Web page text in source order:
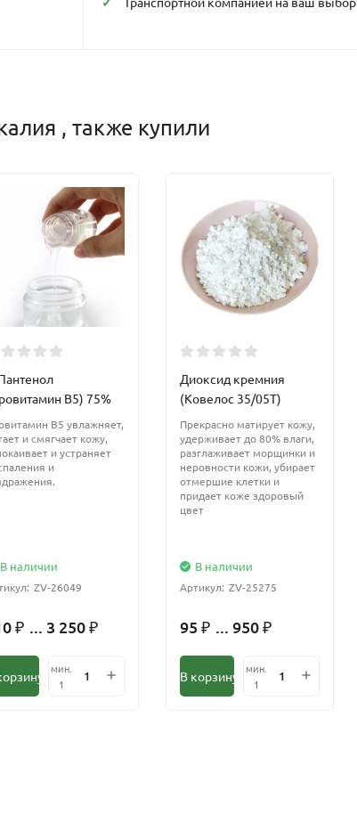
, также купили
В5) 75%
В5 увлажняет,
и смягчает кожу,
и устраняет
и
В наличии
ZV-26049
₽ ... 3 250 ₽
мин.
1
Диоксид кремния
(Ковелос 35/05Т)
Прекрасно матирует кожу,
удерживает до 80% влаги,
разглаживает морщинки и
неровности кожи, убирает
отмершие клетки и
придает коже здоровый
цвет
В наличии
Артикул: ZV-25275
95 ₽ ... 950 ₽
В корзину
мин.
1